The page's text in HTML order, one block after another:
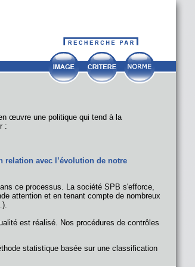
œuvre une politique qui tend à la
:
relation avec l’évolution de notre
ce processus. La société SPB s'efforce,
attention et en tenant compte de nombreux
est réalisé. Nos procédures de contrôles
statistique basée sur une classification